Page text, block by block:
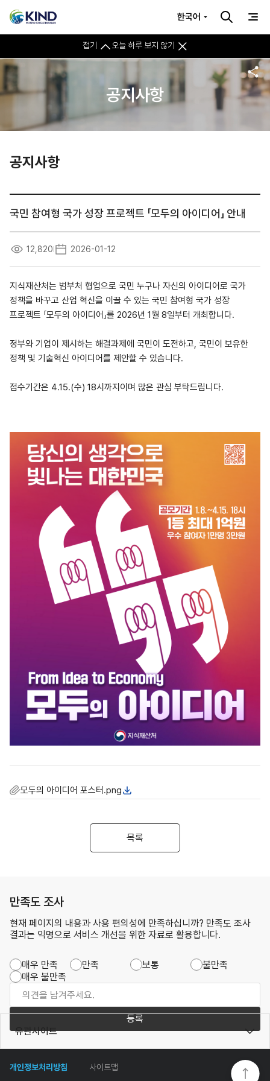
접기 오늘 하루 보지 않기
한국어
공지사항
공지사항
국민 참여형 국가 성장 프로젝트 「모두의 아이디어」 안내
12,820 2026-01-12
지식재산처는 범부처 협업으로 국민 누구나 자신의 아이디어로 국가
정책을 바꾸고 산업 혁신을 이끌 수 있는 국민 참여형 국가 성장
프로젝트 「모두의 아이디어」를 2026년 1월 8일부터 개최합니다.
정부와 기업이 제시하는 해결과제에 국민이 도전하고, 국민이 보유한
정책 및 기술혁신 아이디어를 제안할 수 있습니다.
접수기간은 4.15.(수) 18시까지이며 많은 관심 부탁드립니다.
모두의 아이디어 포스터.png
목록
만족도 조사
현재 페이지의 내용과 사용 편의성에 만족하십니까? 만족도 조사
결과는 익명으로 서비스 개선을 위한 자료로 활용합니다.
매우 만족 만족 보통
불만족
매우 불만족
등록
개인정보처리방침 사이트맵
유관사이트